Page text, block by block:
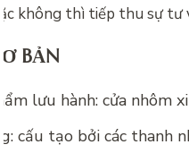
không thì tiếp thu sự tư
BẢN
lưu hành: cửa nhôm
cấu tạo bởi các thanh